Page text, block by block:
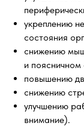
укреплению
состояния
снижению
и поясничном
повышению
снижению
улучшению
внимание).